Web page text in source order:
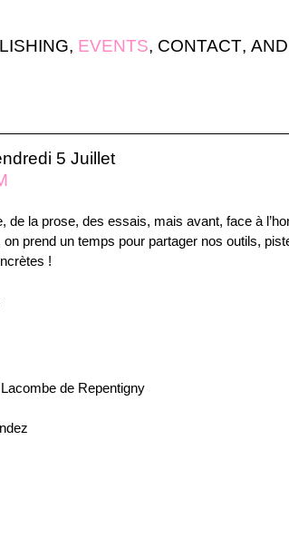
, EVENTS, CONTACT,
5 Juillet
de la prose, des essais, mais avant, face à
on prend un temps pour partager nos outils,
!
de Repentigny